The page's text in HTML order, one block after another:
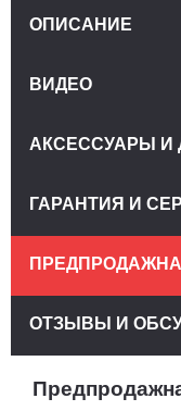
ОПИСАНИЕ
ВИДЕО
АКСЕССУАРЫ И
ГАРАНТИЯ И
ОТЗЫВЫ И